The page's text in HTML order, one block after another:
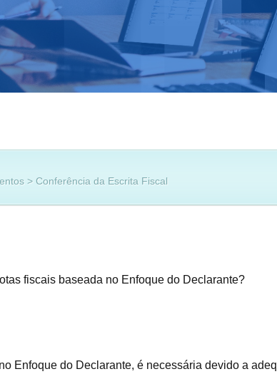
> Conferência da Escrita Fiscal
fiscais baseada no Enfoque do Declarante?
Enfoque do Declarante, é necessária devido a